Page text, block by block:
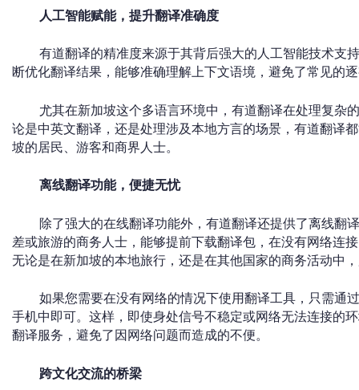
人工智能赋能，提升翻译准确度
有道翻译的精准度来源于其背后强大的人工智能技术支
断优化翻译结果，能够准确理解上下文语境，避免了常见的
尤其在新加坡这个多语言环境中，有道翻译在处理复杂
论是中英文翻译，还是处理涉及本地方言的场景，有道翻译
坡的居民、游客和商界人士。
离线翻译功能，便捷无忧
除了强大的在线翻译功能外，有道翻译还提供了离线翻
差或旅游的商务人士，能够提前下载翻译包，在没有网络连
无论是在新加坡的本地旅行，还是在其他国家的商务活动中
如果您需要在没有网络的情况下使用翻译工具，只需通
手机中即可。这样，即使身处信号不稳定或网络无法连接的
翻译服务，避免了因网络问题而造成的不便。
跨文化交流的桥梁